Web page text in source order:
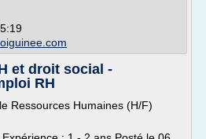
et droit social -
RH
Ressources Humaines (H/F)